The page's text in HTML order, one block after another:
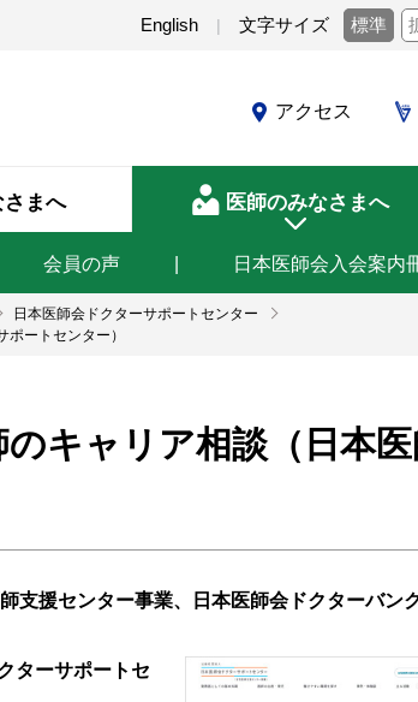
English 文字サイズ 標準
アクセス
さまへ 医師のみなさまへ
会員の声 日本医師会入会案内
日本医師会ドクターサポートセンター
ートセンター）
キャリア相談（日本
支援センター事業、日本医師会ドクターバン
ターサポートセ